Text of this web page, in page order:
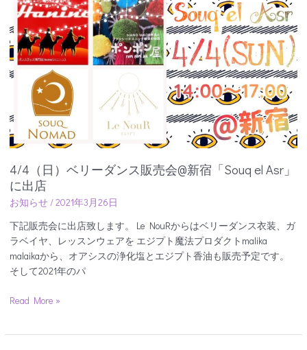
4/4（日）ベリーダンス販売会@新宿「Souq el Asr」
に出店
お知らせ/2021年3月26日
下記販売会に出店致します。 Le NouRからはベリーダンス衣装、ガ
ラベイヤ、レッスンウェアを エジプト魔法プロダクトmalika
malaikaから、オアシスの浄化塩とエジプト香油も販売予定です。
そして2021年のパ
ベ
リ
ー
ダ
ン
売
会
@
宿
「Souq
el
Asr」
に
出
店
Read More »